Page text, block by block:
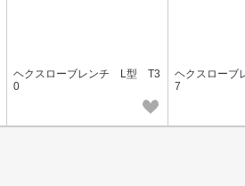
ヘクスローブレンチ L型 T3
0
ヘクスロー
7